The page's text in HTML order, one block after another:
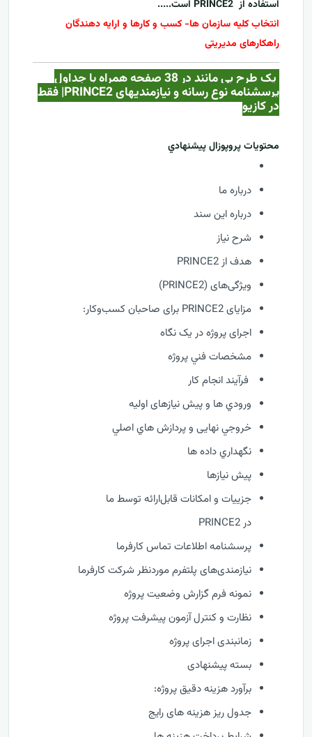
استفاده از
است.....
انتخاب کلیه سازمان ها- کسب و کارها و ارایه دهندگان
راهکارهای مدیریتی
یک طرح بی مانند در 38 صفحه همراه با جداول
پرسشنامه نوع رسانه و نیازمندیهای PRINCE2| فقط
در کازيو
محتويات پروپوزال پيشنهادي
درباره ما
درباره این سند
شرح نیاز
هدف از PRINCE2
ویژگی‌های (PRINCE2)
مزایای PRINCE2 برای صاحبان کسب‌وکار:
اجرای پروژه در یک نگاه
مشخصات فني پروژه
فرآيند انجام کار
ورودي ها و پیش نیازهای اولیه
خروجي نهایی و پردازش هاي اصلي
نگهداري داده ها
پیش نیازها
جزییات و امکانات قابل‌ارائه توسط ما
در PRINCE2
پرسشنامه اطلاعات تماس کارفرما
نیازمندی‌های پلتفرم موردنظر شرکت کارفرما
نمونه فرم گزارش وضعيت پروژه
نظارت و كنترل آزمون پیشرفت پروژه
زمانبندی اجرای پروژه
بسته پیشنهادی
برآورد هزینه دقیق پروژه:
جدول ریز هزینه های رایج